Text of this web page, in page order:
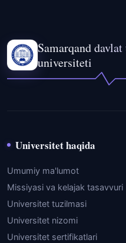
Samarqand
universiteti
Universitet haqida
Umumiy ma'lumot
Missiyasi va kelajak tasavvuri
Universitet tuzilmasi
Universitet nizomi
Universitet sertifikatlari